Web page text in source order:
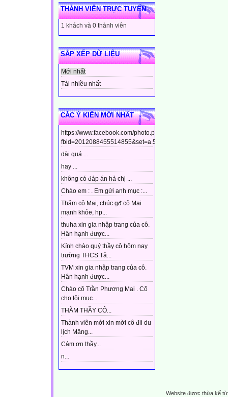
THÀNH VIÊN TRỰC TUYẾN
1 khách và 0 thành viên
SẮP XẾP DỮ LIỆU
Mới nhất
Tải nhiều nhất
CÁC Ý KIẾN MỚI NHẤT
https://www.facebook.com/photo.php?
dài quá ...
hay ...
không có đáp án hả chị ...
Chào em : . Em gửi anh mục :...
Thăm cô Mai, chúc gđ cô Mai
mạnh khỏe, hp...
thuha xin gia nhập trang của cô.
Hân hạnh được...
Kính chào quý thầy cô hôm nay
trường THCS Tả...
TVM xin gia nhập trang của cô.
Hân hạnh được...
Chào cô Trần Phương Mai . Cô
cho tôi mục...
THĂM THẦY CÔ...
Thành viên mới xin mời cô đii du
lịch Măng...
Cám ơn thầy...
n...
Website được thừa kế